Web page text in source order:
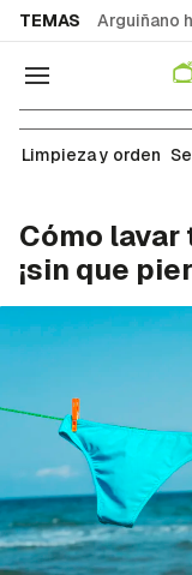
TEMAS Arguiñano
Navegación
Ropa y tejidos
Limpieza y orden
Cómo
¡sin que